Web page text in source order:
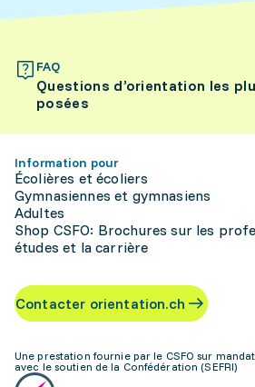
FAQ
Questions d’orientation les
posées
Information pour
Écolières et écoliers
Gymnasiennes et gymnasiens
Adultes
Shop CSFO: Brochures sur les
études et la carrière
Contacter orientation.ch
Une prestation fournie par le CSFO sur
avec le soutien de la Confédération (SEFRI)